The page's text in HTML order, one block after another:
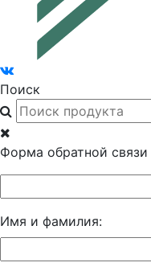
Поиск
Форма обратной связи
Имя и фамилия: